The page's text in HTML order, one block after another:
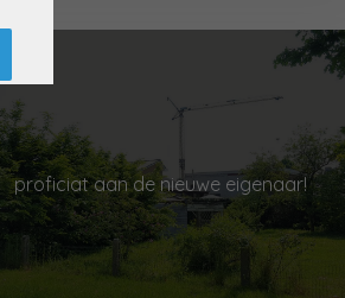
proficiat aan de nieuwe eigenaar!